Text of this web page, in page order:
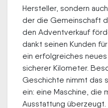
Hersteller, sondern
der die Gemeinschaft
den Adventverkauf
dankt seinen Kunden
ein erfolgreiches
sicherer Kilometer.
Geschichte nimmt das
ein: eine Maschine, die
Ausstattung überzeugt.